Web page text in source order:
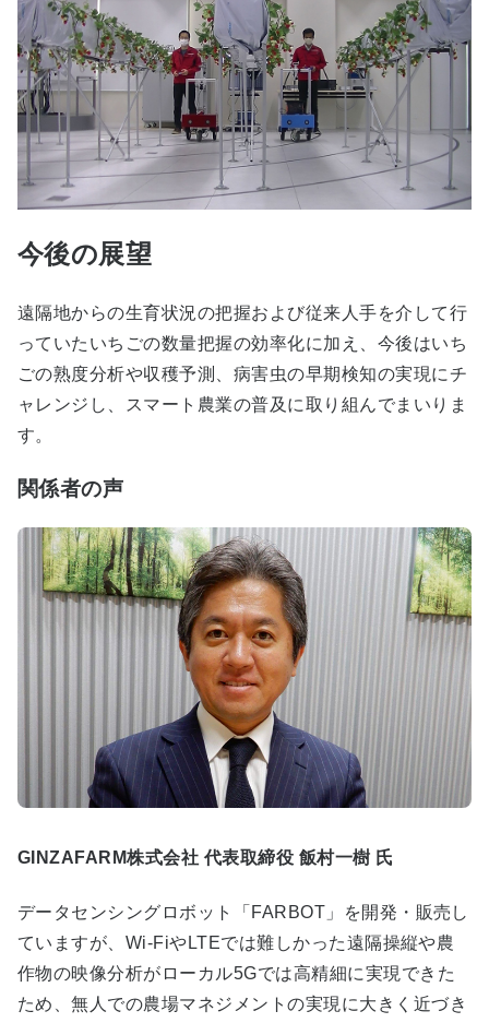
今後の展望
遠隔地からの生育状況の把握および従来人手を介して行
っていたいちごの数量把握の効率化に加え、今後はいち
ごの熟度分析や収穫予測、病害虫の早期検知の実現にチ
ャレンジし、スマート農業の普及に取り組んでまいりま
す。
関係者の声
GINZAFARM株式会社 代表取締役 飯村一樹 氏
データセンシングロボット「FARBOT」を開発・販売し
ていますが、Wi-FiやLTEでは難しかった遠隔操縦や農
作物の映像分析がローカル5Gでは高精細に実現できた
ため、無人での農場マネジメントの実現に大きく近づき